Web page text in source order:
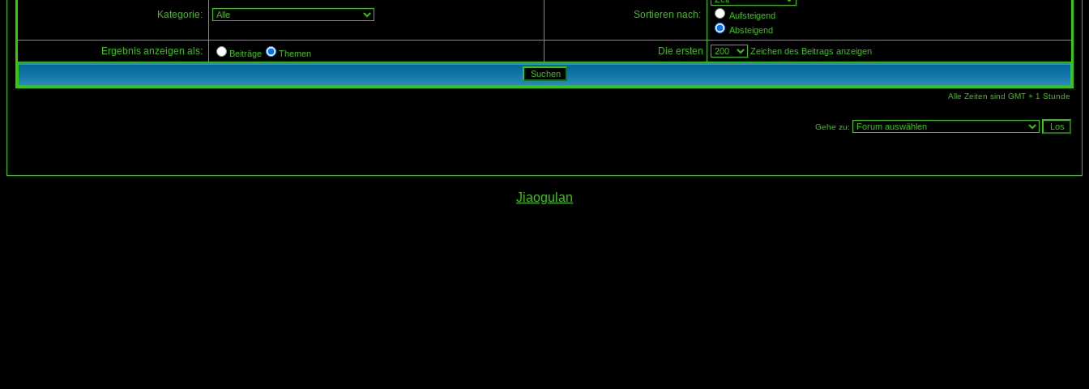
Kategorie: Sortieren nach:
Aufsteigend
Absteigend
Ergebnis anzeigen als: Beiträge Themen Die ersten Zeichen des Beitrags anzeigen
Alle Zeiten sind GMT + 1 Stunde
Gehe zu:
Jiaogulan